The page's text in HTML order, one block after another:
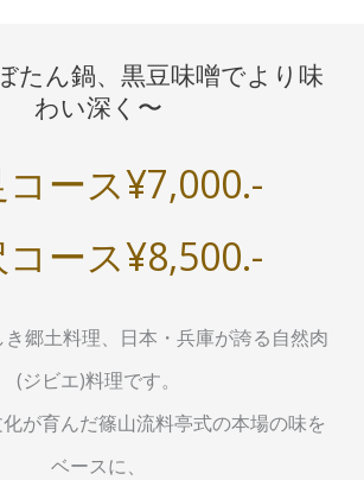
たん鍋、黒豆味噌でより味
わい深く〜
ース¥7,000.-
ース¥8,500.-
郷土料理、日本・兵庫が誇る自然肉
(ジビエ)料理です。
が育んだ篠山流料亭式の本場の味を
ベースに、